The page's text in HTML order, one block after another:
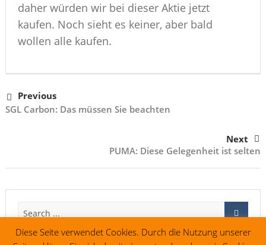
daher würden wir bei dieser Aktie jetzt
kaufen. Noch sieht es keiner, aber bald
wollen alle kaufen.
Previous
SGL Carbon: Das müssen Sie beachten
Next
PUMA: Diese Gelegenheit ist selten
Diese Seite verwendet Cookies. Durch die Nutzung unserer